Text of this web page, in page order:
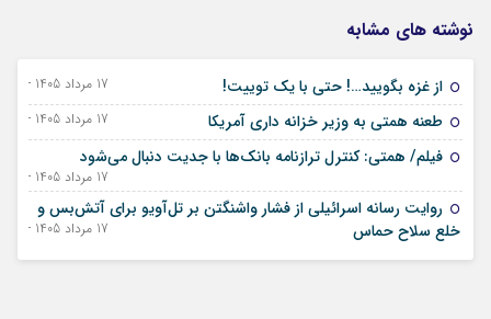
نوشته های مشابه
از غزه بگویید…! حتی با یک توییت! 17 مرداد 1405 - 08 اوت 2026
طعنه همتی به وزیر خزانه داری آمریکا 17 مرداد 1405 - 08 اوت 2026
فیلم/ همتی: کنترل ترازنامه بانک‌ها با جدیت دنبال می‌شود
17 مرداد 1405 - 08 اوت 2026
روایت رسانه اسرائیلی از فشار واشنگتن بر تل‌آویو برای آتش‌بس و
خلع سلاح حماس
17 مرداد 1405 - 08 اوت 2026